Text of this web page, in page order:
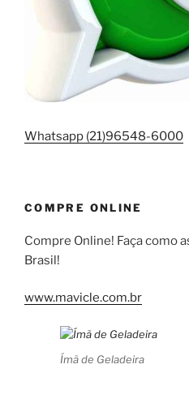
Whatsapp (21)96548-6000
COMPRE ONLINE
Compre Online! Faça como
Brasil!
www.mavicle.com.br
Ímã de Geladeira